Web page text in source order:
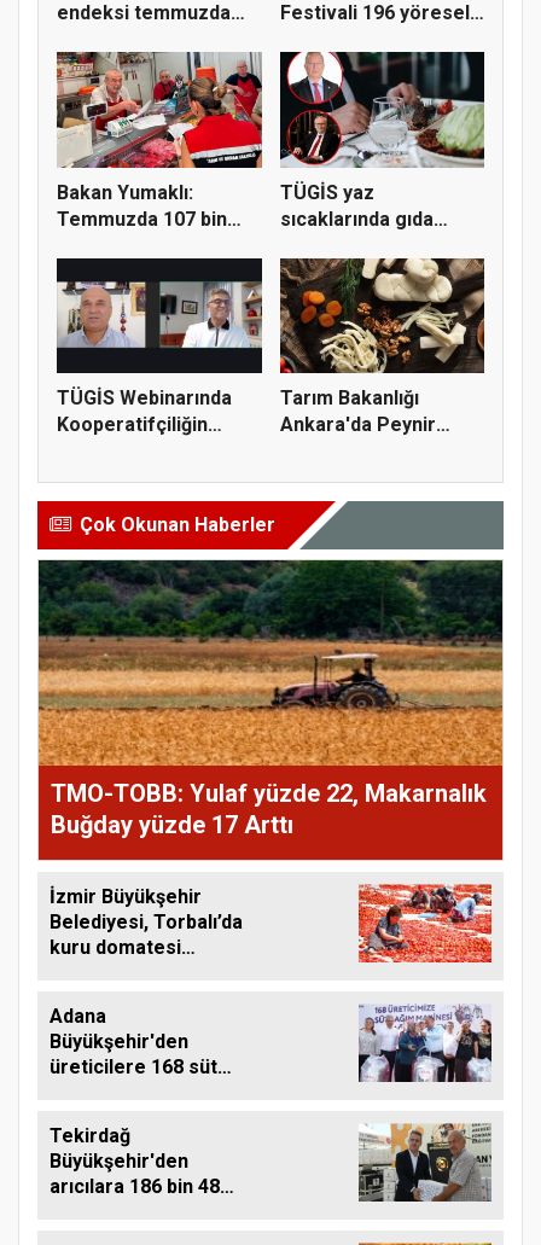
endeksi temmuzda
Festivali 196 yöresel
Bakan Yumaklı:
Temmuzda 107 bin
TÜGİS yaz
sıcaklarında gıda
TÜGİS Webinarında
Kooperatifçiliğin
Tarım Bakanlığı
Ankara'da Peynir
Çok Okunan Haberler
TMO-TOBB: Yulaf yüzde 22, Makarnalık
Buğday yüzde 17 Arttı
İzmir Büyükşehir
Belediyesi, Torbalı’da
kuru domatesi
Adana
Büyükşehir'den
üreticilere 168 süt
Tekirdağ
Büyükşehir'den
arıcılara 186 bin 480